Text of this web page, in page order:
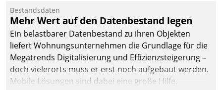
und Beschwerde-Management einen eigenen Kanal
ein.
Bestandsdaten
Mehr Wert auf den Datenbestand legen
Ein belastbarer Datenbestand zu ihren Objekten
liefert Wohnungsunternehmen die Grundlage für die
Megatrends Digitalisierung und Effizienzsteigerung –
doch vielerorts muss er erst noch aufgebaut werden.
Mobile Lösungen sind dabei eine große Hilfe.